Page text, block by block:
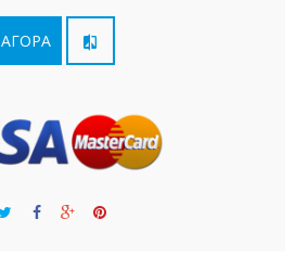
ΑΓΟΡΆ